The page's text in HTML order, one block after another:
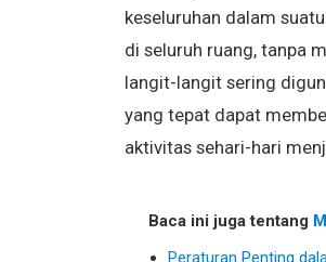
keseluruhan dalam
di seluruh ruang, tanpa
langit-langit sering
yang tepat dapat
aktivitas sehari-hari
Baca ini juga tentang
Peraturan Penting